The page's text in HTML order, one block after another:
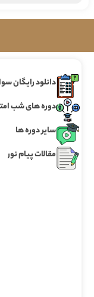
دانلود رایگان
دوره های شب
سایر دوره ها
مقالات پیام نور